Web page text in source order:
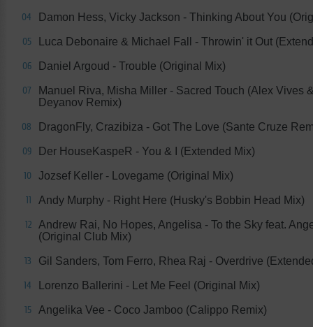
04 Damon Hess, Vicky Jackson - Thinking About You
05 Luca Debonaire & Michael Fall - Throwin' it Out
06 Daniel Argoud - Trouble (Original Mix)
07
Manuel Riva, Misha Miller - Sacred Touch (Alex Vives
Deyanov Remix)
08 DragonFly, Crazibiza - Got The Love (Sante Cruze
09 Der HouseKaspeR - You & I (Extended Mix)
10 Jozsef Keller - Lovegame (Original Mix)
11 Andy Murphy - Right Here (Husky's Bobbin Head Mix)
12
Andrew Rai, No Hopes, Angelisa - To the Sky feat.
(Original Club Mix)
13 Gil Sanders, Tom Ferro, Rhea Raj - Overdrive
14 Lorenzo Ballerini - Let Me Feel (Original Mix)
15 Angelika Vee - Coco Jamboo (Calippo Remix)